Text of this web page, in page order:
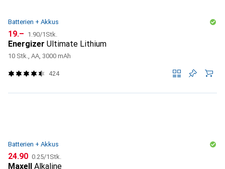
Batterien + Akkus
CHF
19.– CHF
1.90/1Stk.
Energizer Ultimate Lithium
10 Stk., AA, 3000 mAh
424
Batterien + Akkus
CHF
24.90 CHF
0.25/1Stk.
Maxell Alkaline